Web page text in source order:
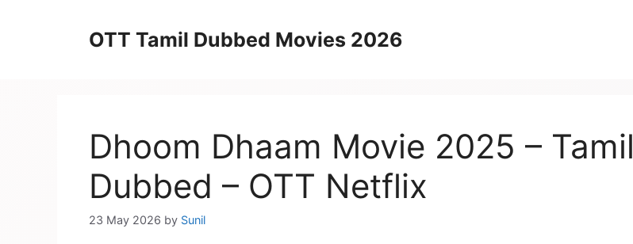
OTT Tamil Dubbed Movies 2026
Dhoom Dhaam Movie 2025 – Tamil
Dubbed – OTT Netflix
23 May 2026 by Sunil